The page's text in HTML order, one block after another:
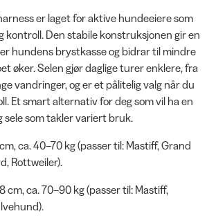
er laget for aktive hundeeiere som
kontroll. Den stabile konstruksjonen gir en
hundens brystkasse og bidrar til mindre
øker. Selen gjør daglige turer enklere, fra
vandringer, og er et pålitelig valg når du
Et smart alternativ for deg som vil ha en
som takler variert bruk.
ca. 40–70 kg (passer til: Mastiff, Grand
Rottweiler).
cm, ca. 70–90 kg (passer til: Mastiff,